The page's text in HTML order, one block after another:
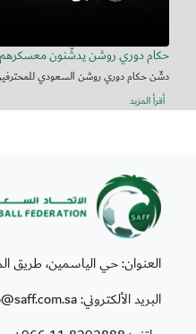
حكام دوري روشن يدشّنون معسكرهم
دشّن حكام دوري روشن السعودي
أقرأ المزيد
العنوان: حي الياسمين، طريق
البريد الألكتروني: info@saff.com.sa